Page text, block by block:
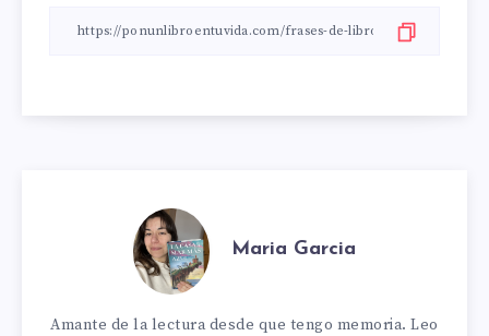
Maria Garcia
Amante de la lectura desde que tengo memoria. Leo